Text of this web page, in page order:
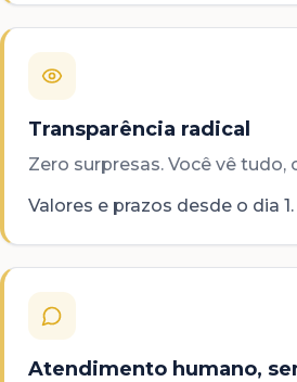
Transparência radical
Zero surpresas. Você vê
Valores e prazos desde o dia 1.
Atendimento humano,